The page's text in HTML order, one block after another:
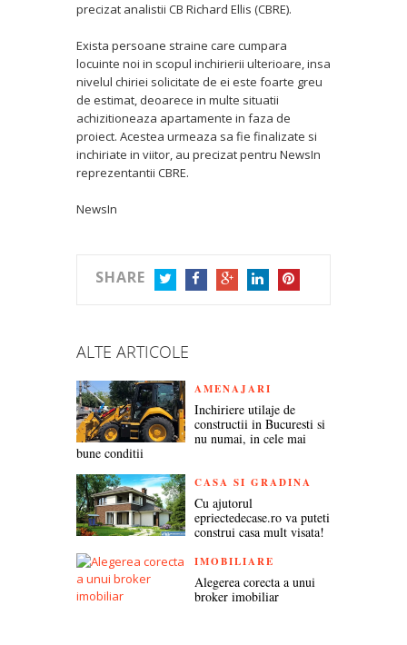
precizat analistii CB Richard Ellis (CBRE).
Exista persoane straine care cumpara
locuinte noi in scopul inchirierii ulterioare, insa
nivelul chiriei solicitate de ei este foarte greu
de estimat, deoarece in multe situatii
achizitioneaza apartamente in faza de
proiect. Acestea urmeaza sa fie finalizate si
inchiriate in viitor, au precizat pentru NewsIn
reprezentantii CBRE.
NewsIn
SHARE
ALTE ARTICOLE
AMENAJARI
Inchiriere utilaje de
constructii in Bucuresti si
nu numai, in cele mai
bune conditii
CASA SI GRADINA
Cu ajutorul
epriectedecase.ro va puteti
construi casa mult visata!
IMOBILIARE
Alegerea corecta a unui
broker imobiliar